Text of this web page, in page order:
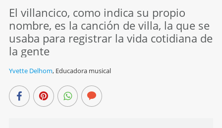
El villancico, como indica su propio
nombre, es la canción de villa, la que se
usaba para registrar la vida cotidiana de
la gente
Yvette Delhom, Educadora musical